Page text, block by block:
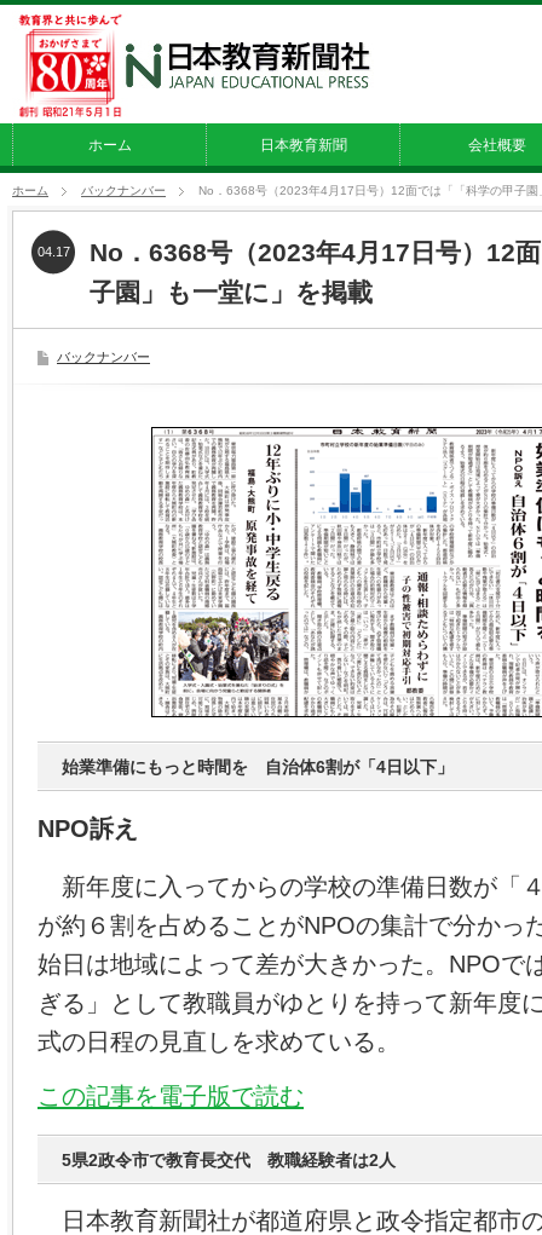
ホーム 日本教育新聞 会社概要
ホーム バックナンバー No．6368号（2023年4月17日号）12面では「「科学の甲子園
No．6368号（2023年4月17日号）12
子園」も一堂に」を掲載
04.17
バックナンバー
始業準備にもっと時間を 自治体6割が「4日以下」
NPO訴え
新年度に入ってからの学校の準備日数が「
が約６割を占めることがNPOの集計で分かっ
始日は地域によって差が大きかった。NPOで
ぎる」として教職員がゆとりを持って新年度
式の日程の見直しを求めている。
この記事を電子版で読む
5県2政令市で教育長交代 教職経験者は2人
日本教育新聞社が都道府県と政令指定都市